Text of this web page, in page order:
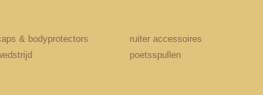
& bodyprotectors
ruiter accessoires
poetsspullen